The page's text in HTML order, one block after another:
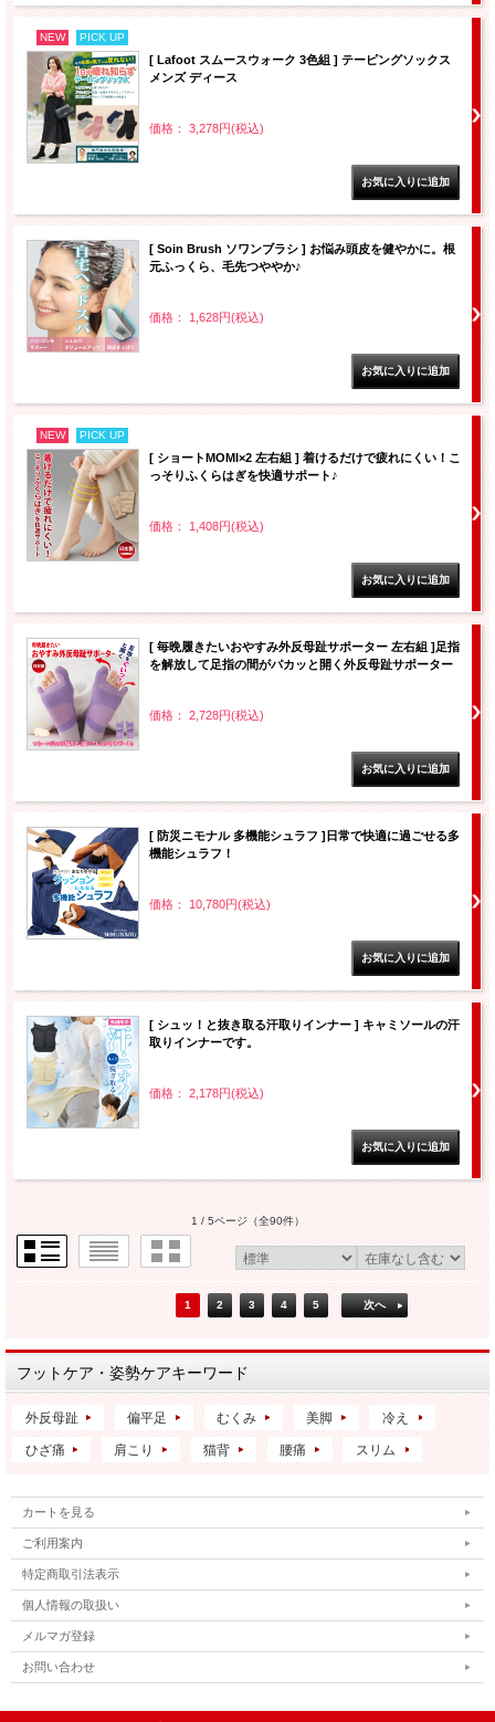
NEW PICK UP
[ Lafoot スムースウォーク 3色組 ] テーピングソックス
メンズ ディース
価格： 3,278円(税込)
[ Soin Brush ソワンブラシ ] お悩み頭皮を健やかに。根
元ふっくら、毛先つややか♪
価格： 1,628円(税込)
NEW PICK UP
[ ショートMOMI×2 左右組 ] 着けるだけで疲れにくい！こ
っそりふくらはぎを快適サポート♪
価格： 1,408円(税込)
[ 毎晩履きたいおやすみ外反母趾サポーター 左右組 ]足指
を解放して足指の間がパカッと開く外反母趾サポーター
価格： 2,728円(税込)
[ 防災ニモナル 多機能シュラフ ]日常で快適に過ごせる多
機能シュラフ！
価格： 10,780円(税込)
[ シュッ！と抜き取る汗取りインナー ] キャミソールの汗
取りインナーです。
価格： 2,178円(税込)
1 / 5ページ（全90件）
1 2 3 4 5 次へ
フットケア・姿勢ケアキーワード
外反母趾 偏平足 むくみ 美脚 冷え
ひざ痛 肩こり 猫背 腰痛 スリム
カートを見る
ご利用案内
特定商取引法表示
個人情報の取扱い
メルマガ登録
お問い合わせ